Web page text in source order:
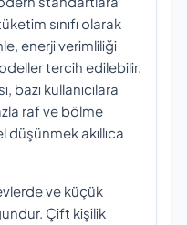
sınıfı olarak
enerji verimliliği
tercih edilebilir.
bazı kullanıcılara
raf ve bölme
düşünmek akıllıca
ve küçük
Çift kişilik